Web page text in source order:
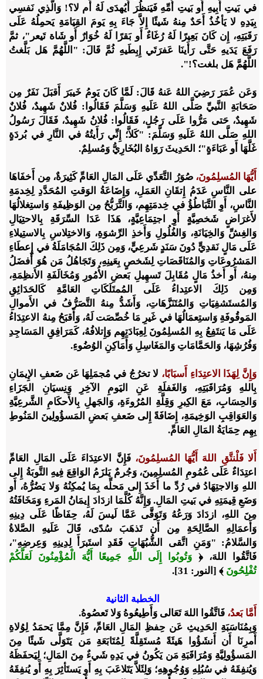
في بَيتِ أَبِيهِ أَو بَيتِ أُمِّهِ فَيَنظُرَ أَيُهدَى لَهُ أَم لا؟! وَالَّذِي نَفسِي
بِيَدِهِ لا يَأخُذُ أَحَدٌ مِنهُ شَيئًا إِلاَّ جَاءَ بِهِ يَومَ القِيَامَةِ يَحمِلُهُ عَلَى
رَقَبَتِهِ، إِن كَانَ بَعِيرًا لَهُ رُغَاءٌ أَو بَقرًا لَهُ خُوَارٌ أَو شَاة تَيعر"، ثمَّ
رَفَعَ يَدَيهِ حَتَّى رَأَينَا عَفرَتَي إِبِطَيهِ ثُمَّ قَالَ: "اللَّهُمَّ هَل بَلَّغتُ
اللَّهُمَّ هَل بلغت؟!".
وَعَن عُمَرَ رَضِيَ اللهُ عَنهُ قَالَ: لَمَّا كَانَ يَومُ خَيبَرَ أَقبَلَ نَفَرٌ مِن
صَحَابَةِ النَّبيِّ صَلَّى اللهُ عَلَيهِ وَسَلَّمَ فَقَالُوا: فُلانٌ شَهِيدٌ، فُلانٌ
شَهِيدٌ، حَتى مَرُّوا عَلَى رَجُلٍ، فَقَالُوا: فُلانُ شَهِيدٌ، فَقَالَ رَسُولُ
اللهِ صَلَّى اللهُ عَلَيهِ وَسَلَّمَ: "كَلاَّ؛ إِنِّي رَأَيتُهُ في النَّارِ في بُردَةٍ
غَلَّهَا أَو عَبَاءَةٍ"؛ الحَدِيثَ رَوَاهُ البُخَارِيُّ وَمُسلِمٌ.
أَيُّهَا المُسلِمُونَ، صُوَرُ التَّعَدِّي عَلَى المَالِ العَامِّ كَثِيرَةٌ، مِن أَخفَاهَا
على النَّاسِ عَدَمُ إِتقَانِ العَمَلِ، وَإِضَاعَةُ الوَقتِ المُحَدَّدِ لِخِدمَةِ
النَّاسِ، أَوِ التَّبَاطُؤُ في خِدمَتِهِم، وَالتَّرَبُّحُ مِن الوَظِيفَةِ وَاستِغلالُهَا
لأَغرَاضٍ شَخصِيَّةٍ أَوِ اجتِمَاعِيَّةٍ، هَذَا عَدَا السِّرَقَةِ بِالاحتِيَالِ
وَالغِشِّ وَالخِيَانَةِ، وَالغُلُولِ وَأَخذِ الرِّشوَةِ، وَالاختِلاسِ بِالاستِيلاءِ
عَلَى مَالٍ نَقدِيٍّ دُونَ سَنَدٍ شَرعِيٍّ، وَمِن ذَلِكَ المُجَامَلَةُ في إِعطَاءِ
المَشرُوعَاتِ وَالمُنَاقَصَاتِ لِشَخصٍ بِعَينِهِ، وَتَجَاهُلُ مَن هُوَ أَفضَلُ
مِنهُ، أَو أَخذُ مَالٍ مُقَابِلَ تَسهِيلِ بَعضِ الأُمُورِ وَمُخَالَفَةِ الأَنظِمَةِ،
وَمِن ذَلِكَ الاعتِداءُ عَلَى المُمتَلَكَاتِ العَامَّةِ كَالحَدَائِقِ
وَالمُستَشفِيَاتِ وَالمُتَنَزَّهَاتِ، وَأَشَدُّ مِنهُ التَّصَرُّفُ في الأَموالِ
المَوقُوفَةِ وَاستِعمَالُهَا في غَيرِ مَا خُصِّصَت لَهُ، وَأَقبَحُ مِنهُ الاعتِدَاءُ
عَلَى مَا يَنتَفِعُ بِهِ المُسلِمُونَ لِعِبَادَتِهِم وَإِتلافُهُ، كَمَرَافِقِ المَسَاجِدِ
وَفُرُشِهَا، وَالحَمَّامَاتِ وَالمَغَاسِلِ وَأَمَاكِنِ الوُضُوءِ.
وَإِنَّ لِهَذَا الاعتِدَاءِ أَسبَابًا، لا تخرُجُ في مُجمَلِهَا عَن ضَعفِ الإِيمَانِ
بِاللهِ وَمُرَاقَبَتِهِ، وَالغَفلَةِ عَنِ اليَومِ الآخِرِ وَنِسيَانِ الجَزَاءِ
وَالحِسَابِ، مَعَ الكِبرِ وَقِلَّةِ المُرُوءَةِ، وَالجَهلِ بِالأَحكَامِ الشَّرعِيَّةِ
وَالعَوَاقِبِ الوَخِيمَةِ، إِضَافَةً إِلى ضَعفِ بَعضِ المَسؤُولِينَ المَنُوطِ
بِهِم حِمَايَةُ المَالِ العَامِّ.
أَلا فَلْنتَّقِ اللهَ أَيُّهَا المُسلِمُونَ،فَإِنَّ الاعتِدَاءَ عَلَى المَالِ العَامِّ
اعتِدَاءٌ عَلَى عُمُومِ المُسلِمِينَ، وَجُرمٌ يَلزَمُ الوَاقِعَ فِيهِ التَّوبَةُ إِلى
اللهِ وَالاجتِهَادُ في رُدِّ ما أَخَذَ إِلى مَحلِّه بِمَا يُمكِنُهُ وَلا يَضُرُّهُ، أَو
وَضَعِ قِيمَتِهِ في بَيتِ المَالِ. وَإِنَّهُ كُلَّمَا ازدَادَ إِيمَانُ المَرءِ وَمَخَافَتُهُ
مِنَ اللهِ، ازدَادَ وَرَعُهُ وَتَوَقَّى عَمَّا لَيسَ لَهُ، حِفَاظًا عَلَى دِينِهِ
وَأَعمَالِهِ الصَّالِحَةِ مِن أَن تَذهَبَ سُدًى، قَالَ عَلَيهِ الصَّلاةُ
وَالسَّلامُ: "وَمَنِ اتَّقى الشُّبُهَاتِ فَقَدِ استَبرَأَ لِدِينِهِ وَعِرضِهِ"،
فَاتَّقُوا اللهَ، ﴿ وَتُوبُوا إِلَى اللَّهِ جَمِيعًا أَيُّهَ الْمُؤْمِنُونَ لَعَلَّكُمْ
تُفْلِحُونَ ﴾ [النور: 31].
الخطبة الثانية
أَمَّا بَعدُ، فَاتَّقُوا اللهَ تَعَالى وَأَطِيعُوهُ وَلا تَعصُوهُ.
وَبِمُنَاسَبَةِ الحَدِيثِ عَن حِفظِ المَالِ العَامِّ، فَإِنَّ مِمَّا يَحمَدُ لِوُلاةِ
أَمرِنَا أَن أَنشَؤُوا هَيئَةً مُستَقِلَّةً لِمُتَابَعَةِ مَن يَتَوَلَّى شَيئًا مِنَ
المَسؤُولِيَّةِ وَمُرَاقَبَةِ مَن يَكُونُ في يَدِهِ شَيءٌ مِنَ المَالِ؛ لِيَحفَظَهُ
وَيُنفِقَهُ في سُبُلِهِ وَوُجُوهِهِ؛ وَلِئَلاَّ يَتَلاعَبَ بِهِ أَو يَستَأثِرَ بِهِ أَو يُنفِقَهُ